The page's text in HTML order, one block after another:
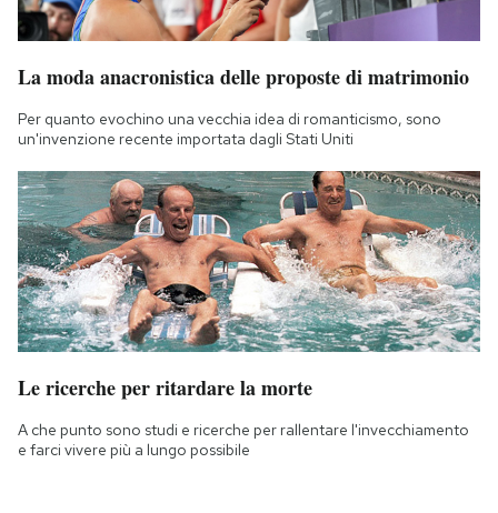
La moda anacronistica delle proposte di matrimonio
Per quanto evochino una vecchia idea di romanticismo, sono
un'invenzione recente importata dagli Stati Uniti
Le ricerche per ritardare la morte
A che punto sono studi e ricerche per rallentare l'invecchiamento
e farci vivere più a lungo possibile